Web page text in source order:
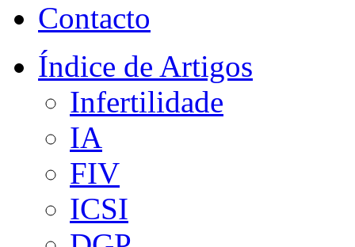
Contacto
Índice de Artigos
Infertilidade
IA
FIV
ICSI